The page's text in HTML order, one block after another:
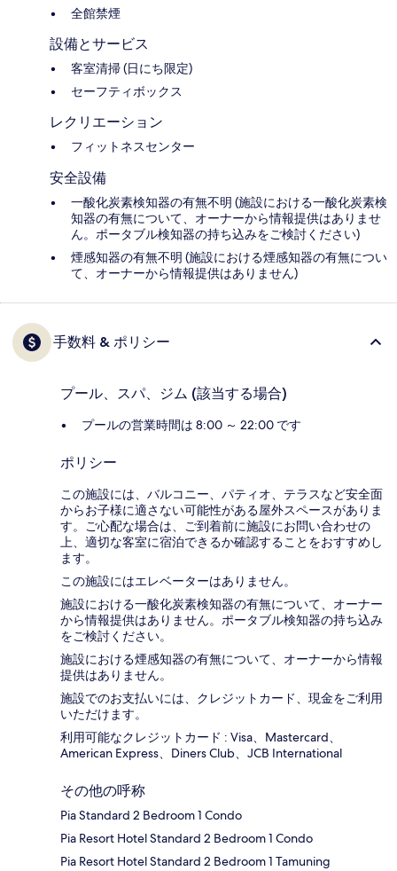
全館禁煙
設備とサービス
客室清掃 (日にち限定)
セーフティボックス
レクリエーション
フィットネスセンター
安全設備
一酸化炭素検知器の有無不明 (施設における一酸化炭素検
知器の有無について、オーナーから情報提供はありませ
ん。ポータブル検知器の持ち込みをご検討ください)
煙感知器の有無不明 (施設における煙感知器の有無につい
て、オーナーから情報提供はありません)
手数料 & ポリシー
プール、スパ、ジム (該当する場合)
プールの営業時間は 8:00 ～ 22:00 です
ポリシー
この施設には、バルコニー、パティオ、テラスなど安全面
からお子様に適さない可能性がある屋外スペースがありま
す。ご心配な場合は、ご到着前に施設にお問い合わせの
上、適切な客室に宿泊できるか確認することをおすすめし
ます。
この施設にはエレベーターはありません。
施設における一酸化炭素検知器の有無について、オーナー
から情報提供はありません。ポータブル検知器の持ち込み
をご検討ください。
施設における煙感知器の有無について、オーナーから情報
提供はありません。
施設でのお支払いには、クレジットカード、現金をご利用
いただけます。
利用可能なクレジットカード : Visa、Mastercard、
American Express、Diners Club、JCB International
その他の呼称
Pia Standard 2 Bedroom 1 Condo
Pia Resort Hotel Standard 2 Bedroom 1 Condo
Pia Resort Hotel Standard 2 Bedroom 1 Tamuning